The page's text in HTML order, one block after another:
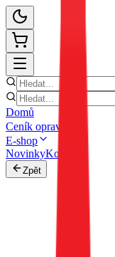
Domů
Ceník oprav
E-shop
NovinkyKontakt
Zpět